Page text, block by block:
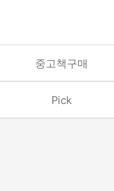
중고책구매
Pick